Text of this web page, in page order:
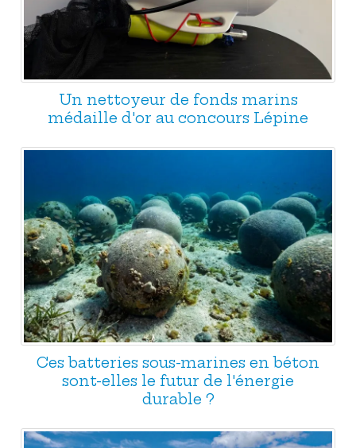
Un nettoyeur de fonds marins
médaille d'or au concours Lépine
Ces batteries sous-marines en béton
sont-elles le futur de l'énergie
durable ?